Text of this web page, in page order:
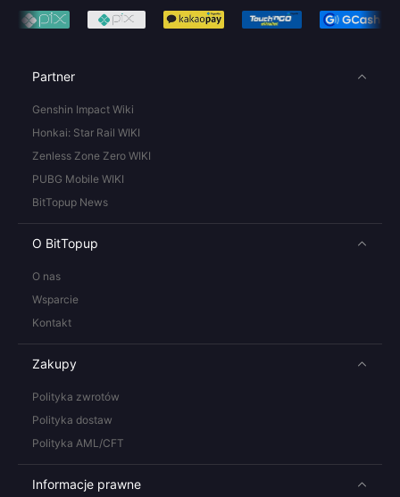
Partner
Genshin Impact Wiki
Honkai: Star Rail WIKI
Zenless Zone Zero WIKI
PUBG Mobile WIKI
BitTopup News
O BitTopup
O nas
Wsparcie
Kontakt
Zakupy
Polityka zwrotów
Polityka dostaw
Polityka AML/CFT
Informacje prawne